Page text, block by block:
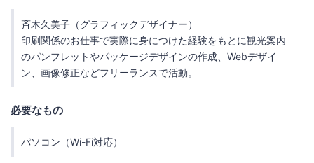
斉木久美子（グラフィックデザイナー）
印刷関係のお仕事で実際に身につけた経験をもとに観光案内
のパンフレットやパッケージデザインの作成、Webデザイ
ン、画像修正などフリーランスで活動。
必要なもの
パソコン（Wi-Fi対応）